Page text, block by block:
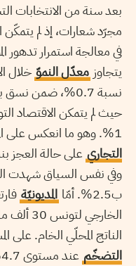
بعد سنة من الانتخابات
مجرّد شعارات، إذ لم
في معالجة استمرار تدهور
يتجاوز معدّل النموّ
حيث لم يتمكن الاقتصاد
1%. وهو ما انعكس على الموازنات المالية، حيث حافظ
التجاري
وفي نفس السياق شهدت
ب2.5%. أمّا
المديونيّة
الناتج المحلّي الخام. على
التضخّم عند مستوى 4.7% طيلة سنة 2015.